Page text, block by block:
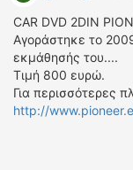
CAR DVD 2DIN
Αγοράστηκε το
εκμάθησής του....
Τιμή 800 ευρώ.
Για περισσότερες
http://
ΤΕΧΝΟΛΟΓΙΑ
ΕΙΔΗΣΕΙΣ –
ΛΕΞΙΚΟ
ΠΕΡΙΒΑΛΛΟΝ